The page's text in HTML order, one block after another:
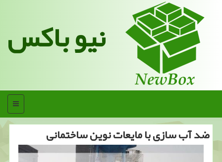
نیو باکس
منو
ضد آب سازی با مایعات نوین ساختمانی